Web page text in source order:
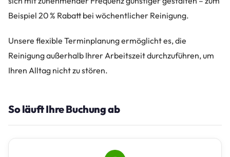
Beispiel 20 % Rabatt bei wöchentlicher Reinigung.
Unsere flexible Terminplanung ermöglicht es, die
Reinigung außerhalb Ihrer Arbeitszeit durchzuführen, um
Ihren Alltag nicht zu stören.
So läuft Ihre Buchung ab